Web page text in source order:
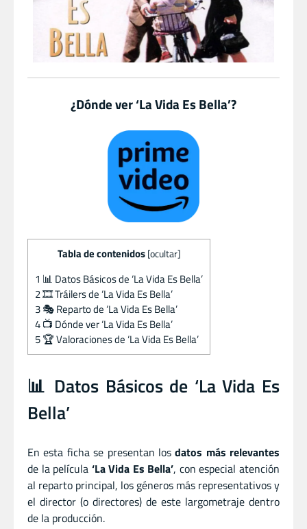
¿Dónde ver ‘La Vida Es Bella’?
Tabla de contenidos [ocultar]
1 📊 Datos Básicos de ‘La Vida Es Bella’
2🎞️ Tráilers de ‘La Vida Es Bella’
3🎭 Reparto de ‘La Vida Es Bella’
4📺 Dónde ver ‘La Vida Es Bella’
5🏆 Valoraciones de ‘La Vida Es Bella’
📊 Datos Básicos de ‘La Vida Es
Bella’
En esta ficha se presentan losdatos más relevantes
de la película ‘La Vida Es Bella’, con especial atención
al reparto principal, los géneros más representativos y
el director (o directores) de este largometraje dentro
de la producción.